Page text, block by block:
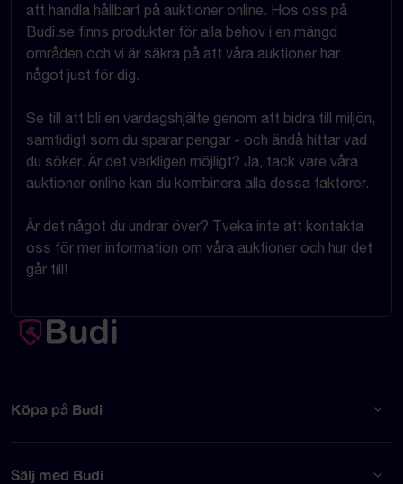
att handla hållbart på auktioner online. Hos oss på
Budi.se finns produkter för alla behov i en mängd
områden och vi är säkra på att våra auktioner har
något just för dig.
Se till att bli en vardagshjälte genom att bidra till miljön,
samtidigt som du sparar pengar - och ändå hittar vad
du söker. Är det verkligen möjligt? Ja, tack vare våra
auktioner online kan du kombinera alla dessa faktorer.
Är det något du undrar över? Tveka inte att kontakta
oss för mer information om våra auktioner och hur det
går till!
Köpa på Budi
Sälj med Budi